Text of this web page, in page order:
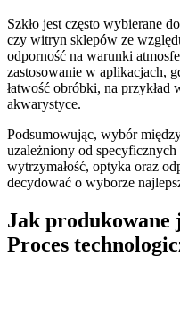
Szkło jest często wybierane
czy witryn sklepów ze
odporność na warunki
zastosowanie w aplikacjach,
łatwość obróbki, na przykład
akwarystyce.
Podsumowując, wybór
uzależniony od
wytrzymałość, optyka oraz
decydować o wyborze
Jak produkowane
Proces